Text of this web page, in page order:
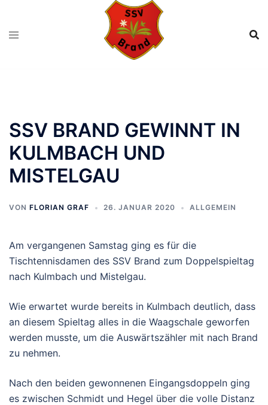
springen
SSV BRAND GEWINNT IN
KULMBACH UND
MISTELGAU
VON FLORIAN GRAF 26. JANUAR 2020 ALLGEMEIN
Am vergangenen Samstag ging es für die
Tischtennisdamen des SSV Brand zum Doppelspieltag
nach Kulmbach und Mistelgau.
Wie erwartet wurde bereits in Kulmbach deutlich, dass
an diesem Spieltag alles in die Waagschale geworfen
werden musste, um die Auswärtszähler mit nach Brand
zu nehmen.
Nach den beiden gewonnenen Eingangsdoppeln ging
es zwischen Schmidt und Hegel über die volle Distanz